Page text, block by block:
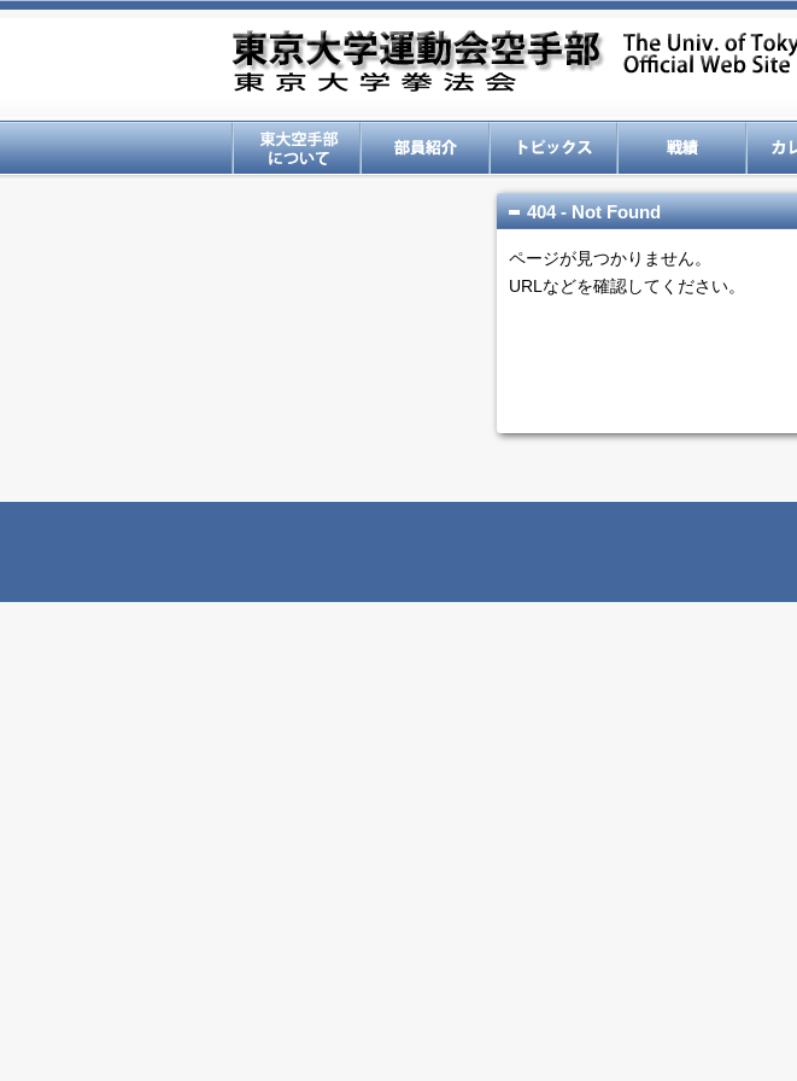
404 - Not Found
ページが見つかりません。
URLなどを確認してください。